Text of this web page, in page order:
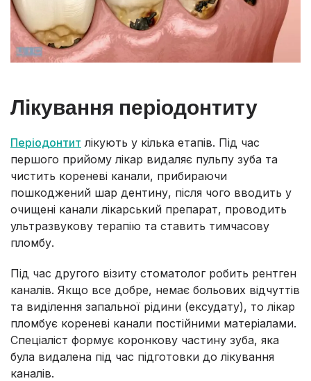
Лікування періодонтиту
Періодонтит лікують у кілька етапів. Під час
першого прийому лікар видаляє пульпу зуба та
чистить кореневі канали, прибираючи
пошкоджений шар дентину, після чого вводить у
очищені канали лікарський препарат, проводить
ультразвукову терапію та ставить тимчасову
пломбу.
Під час другого візиту стоматолог робить рентген
каналів. Якщо все добре, немає больових відчуттів
та виділення запальної рідини (ексудату), то лікар
пломбує кореневі канали постійними матеріалами.
Спеціаліст формує коронкову частину зуба, яка
була видалена під час підготовки до лікування
каналів.